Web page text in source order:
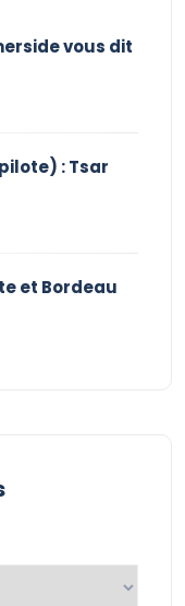
vous dit
: Tsar
et Bordeau